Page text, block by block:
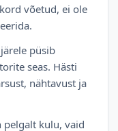
võetud, ei ole
püsib
seas. Hästi
nähtavust ja
pelgalt kulu, vaid